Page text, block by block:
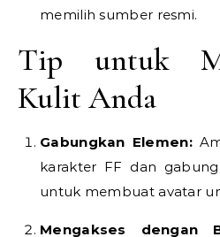
memilih sumber resmi.
Tip untuk
Kulit Anda
Gabungkan Elemen:
karakter FF dan
untuk membuat avatar
Mengakses dengan